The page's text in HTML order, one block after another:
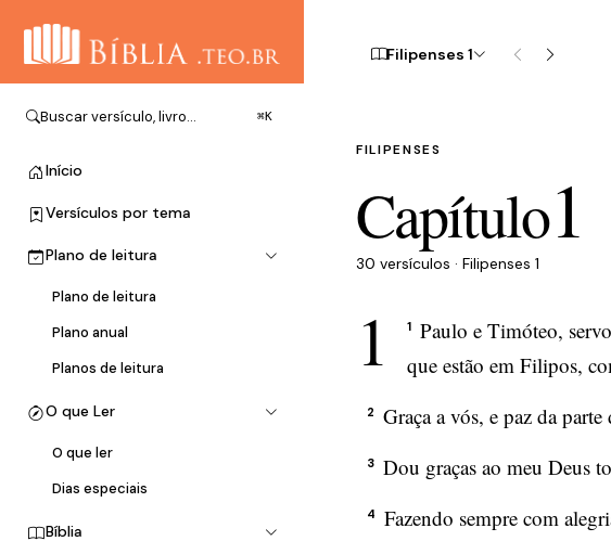
Buscar versículo, livro… ⌘K
Início
Versículos por tema
Plano de leitura
Plano de leitura
Plano anual
Planos de leitura
O que Ler
O que ler
Dias especiais
Bíblia
Filipenses 1
FILIPENSES
Capítulo1
30 versículos · Filipenses 1
1 1
Paulo e Timóteo,
que estão em Filipos,
2 Graça a vós, e paz da
3 Dou graças ao meu Deus
4 Fazendo sempre com